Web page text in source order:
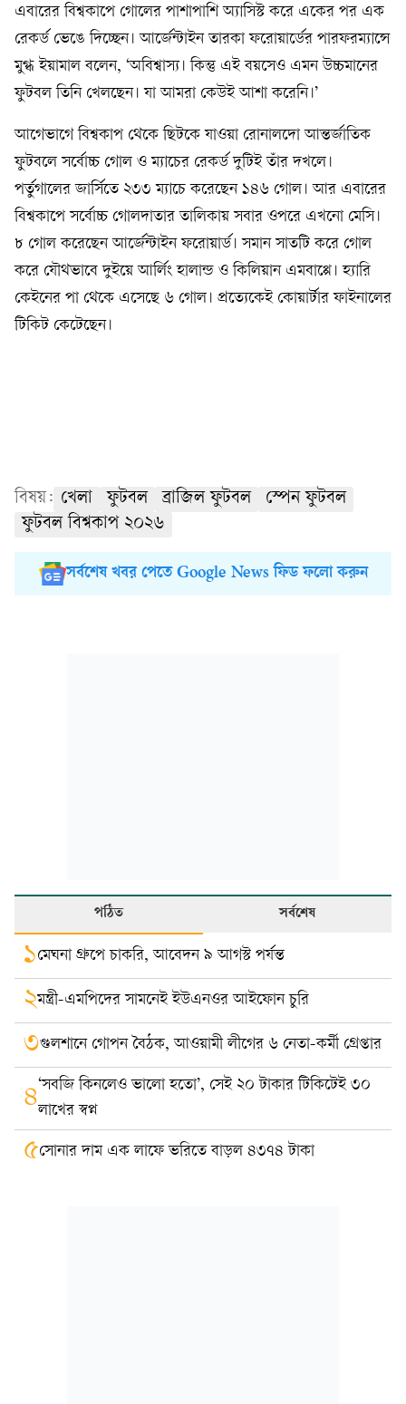
এবারের বিশ্বকাপে গোলের পাশাপাশি অ্যাসিস্ট করে একের পর এক
রেকর্ড ভেঙে দিচ্ছেন। আর্জেন্টাইন তারকা ফরোয়ার্ডের পারফরম্যান্সে
মুগ্ধ ইয়ামাল বলেন, ‘অবিশ্বাস্য। কিন্তু এই বয়সেও এমন উচ্চমানের
ফুটবল তিনি খেলছেন। যা আমরা কেউই আশা করেনি।’
আগেভাগে বিশ্বকাপ থেকে ছিটকে যাওয়া রোনালদো আন্তর্জাতিক
ফুটবলে সর্বোচ্চ গোল ও ম্যাচের রেকর্ড দুটিই তাঁর দখলে।
পর্তুগালের জার্সিতে ২৩৩ ম্যাচে করেছেন ১৪৬ গোল। আর এবারের
বিশ্বকাপে সর্বোচ্চ গোলদাতার তালিকায় সবার ওপরে এখনো মেসি।
৮ গোল করেছেন আর্জেন্টাইন ফরোয়ার্ড। সমান সাতটি করে গোল
করে যৌথভাবে দুইয়ে আর্লিং হালান্ড ও কিলিয়ান এমবাপ্পে। হ্যারি
কেইনের পা থেকে এসেছে ৬ গোল। প্রত্যেকেই কোয়ার্টার ফাইনালের
টিকিট কেটেছেন।
বিষয়: খেলা ফুটবল ব্রাজিল ফুটবল
স্পেন ফুটবল
ফুটবল বিশ্বকাপ ২০২৬
সর্বশেষ খবর পেতে Google News ফিড ফলো করুন
পঠিত সর্বশেষ
১মেঘনা গ্রুপে চাকরি, আবেদন ৯ আগস্ট পর্যন্ত
২মন্ত্রী-এমপিদের সামনেই ইউএনওর আইফোন চুরি
৩গুলশানে গোপন বৈঠক, আওয়ামী লীগের ৬ নেতা-কর্মী গ্রেপ্তার
৪‘সবজি কিনলেও ভালো হতো’, সেই ২০ টাকার টিকিটেই ৩০
লাখের স্বপ্ন
৫সোনার দাম এক লাফে ভরিতে বাড়ল ৪৩৭৪ টাকা